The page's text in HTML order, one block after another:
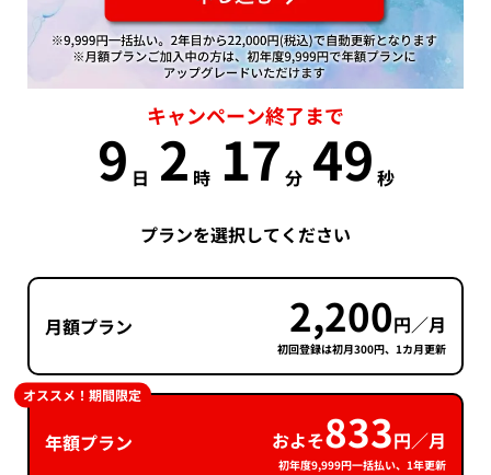
キャンペーン終了まで
9 日 2 時 17 分 48 秒
プランを選択してください
月額プラン 2,200円／月
初回登録は初月300円、1カ月更新
年額プラン およそ833円／月
初年度9,999円一括払い、1年更新
オススメ！期間限定